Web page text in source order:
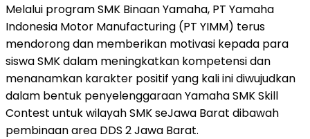
Melalui program SMK Binaan Yamaha, PT Yamaha
Indonesia Motor Manufacturing (PT YIMM) terus
mendorong dan memberikan motivasi kepada para
siswa SMK dalam meningkatkan kompetensi dan
menanamkan karakter positif yang kali ini diwujudkan
dalam bentuk penyelenggaraan Yamaha SMK Skill
Contest untuk wilayah SMK seJawa Barat dibawah
pembinaan area DDS 2 Jawa Barat.